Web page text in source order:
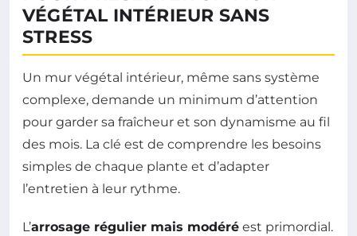
VÉGÉTAL INTÉRIEUR SANS
STRESS
Un mur végétal intérieur, même sans système
complexe, demande un minimum d’attention
pour garder sa fraîcheur et son dynamisme au fil
des mois. La clé est de comprendre les besoins
simples de chaque plante et d’adapter
l’entretien à leur rythme.
L’arrosage régulier mais modéré est primordial.